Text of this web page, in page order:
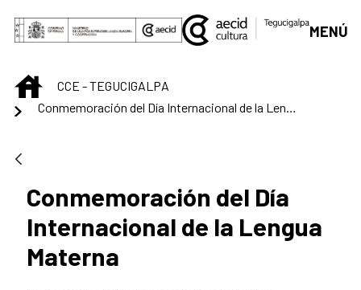
Saltar al contenido principal
MENÚ
INICIOCCE - TEGUCIGALPA
Conmemoración del Día Internacional de la Lengua Materna
Conmemoración del Día
Internacional de la Lengua
Materna